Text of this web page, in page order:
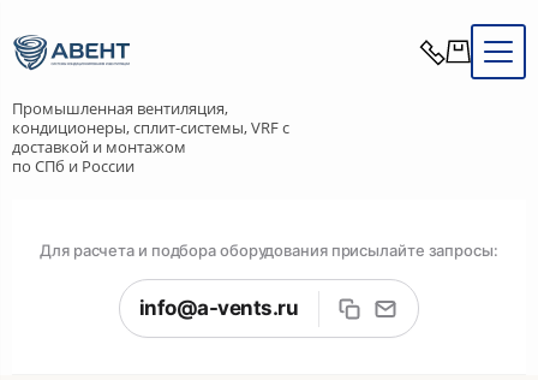
Промышленная вентиляция,
кондиционеры, сплит-системы, VRF с
доставкой и монтажом
по СПб и России
Для расчета и подбора оборудования присылайте запросы:
info@a-vents.ru